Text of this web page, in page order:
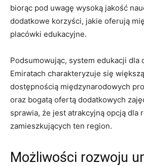
biorąc pod uwagę wysoką jakość
dodatkowe korzyści, jakie oferują
placówki edukacyjne.
Podsumowując,​ system edukacji dla
Emiratach charakteryzuje⁤ się
dostępnością międzynarodowych
oraz bogatą ofertą dodatkowych
sprawia, że jest‍ atrakcyjną opcją dla
zamieszkujących ten region.
Możliwości rozwoju